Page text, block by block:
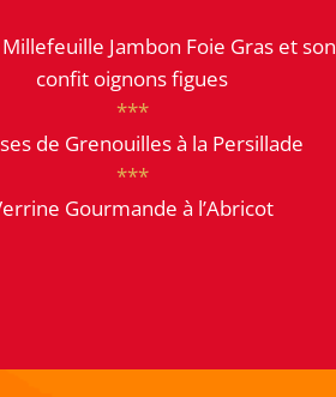
Jambon Foie Gras et son
confit oignons figues
***
de Grenouilles à la Persillade
***
Gourmande à l’Abricot